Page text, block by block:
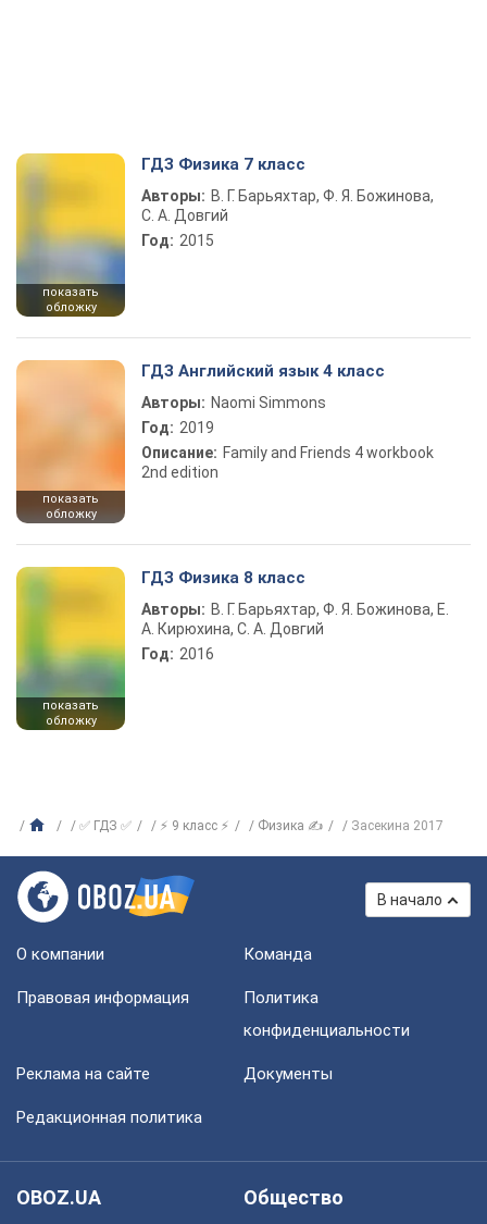
показать
обложку
ГДЗ Физика 7 класс
Авторы: В. Г. Барьяхтар, Ф. Я. Божинова,
С. А. Довгий
Год: 2015
показать
обложку
ГДЗ Английский язык 4 класс
Авторы: Naomi Simmons
Год: 2019
Описание: Family and Friends 4 workbook
2nd edition
показать
обложку
ГДЗ Физика 8 класс
Авторы: В. Г. Барьяхтар, Ф. Я. Божинова, Е.
А. Кирюхина, С. А. Довгий
Год: 2016
✅ ГДЗ ✅ ⚡ 9 класс ⚡ Физика ✍ Засекина 2017
В начало
О компании Команда
Правовая информация
Политика
конфиденциальности
Реклама на сайте Документы
Редакционная политика
OBOZ.UA
Общество